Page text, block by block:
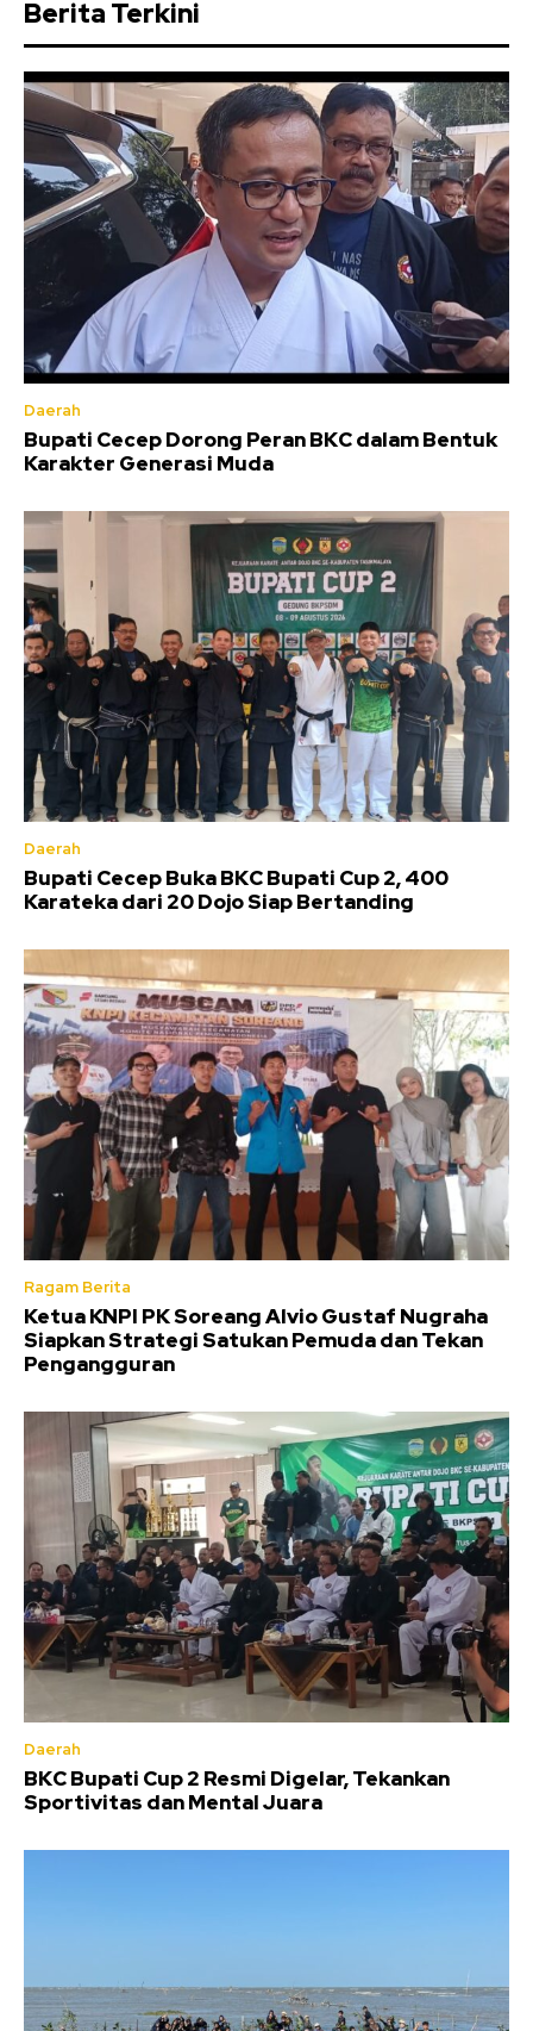
Berita Terkini
Daerah
Bupati Cecep Dorong Peran BKC dalam Bentuk
Karakter Generasi Muda
Daerah
Bupati Cecep Buka BKC Bupati Cup 2, 400
Karateka dari 20 Dojo Siap Bertanding
Ragam Berita
Ketua KNPI PK Soreang Alvio Gustaf Nugraha
Siapkan Strategi Satukan Pemuda dan Tekan
Pengangguran
Daerah
BKC Bupati Cup 2 Resmi Digelar, Tekankan
Sportivitas dan Mental Juara